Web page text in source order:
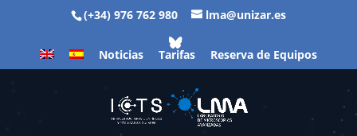
(+34) 976 762 980 lma@unizar.es
Noticias Tarifas Reserva de Equipos